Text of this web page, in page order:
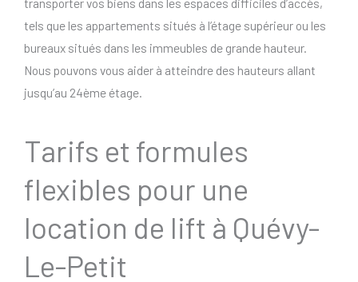
tels que les appartements situés à l’étage supérieur ou les
bureaux situés dans les immeubles de grande hauteur.
Nous pouvons vous aider à atteindre des hauteurs allant
jusqu’au 24ème étage.
Tarifs et formules
flexibles pour une
location de lift à Quévy-
Le-Petit